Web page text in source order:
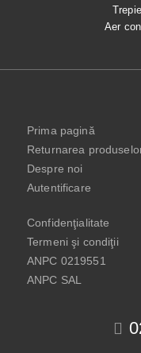
Aer
Prima pagină
Returnarea
Despre noi
Autentificare
Confidenţialitate
Termeni şi condiţii
ANPC 0219551
ANPC SAL